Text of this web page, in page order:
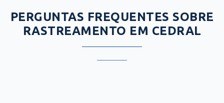
PERGUNTAS FREQUENTES SOBRE
RASTREAMENTO EM CEDRAL